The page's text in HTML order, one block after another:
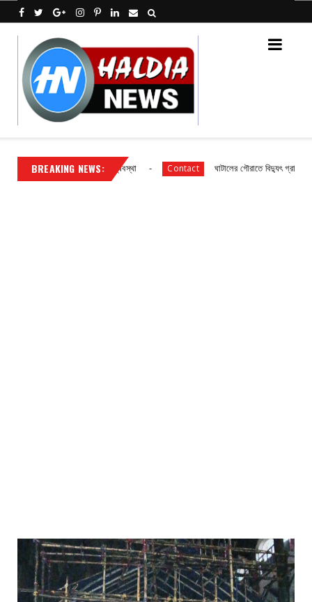
BREAKING NEWS:
ছাত্র ছাত্রীদের আহারে ব্যবস্থা Contact ঘাটালের গৌরাতে বিদ্যুৎ গ্রাহকদের